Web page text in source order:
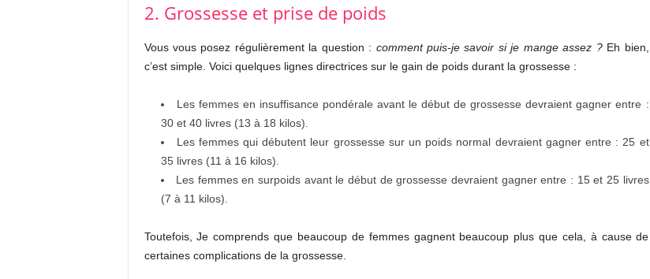
2. Grossesse et prise de poids
Vous vous posez régulièrement la question : comment puis-je savoir si je mange assez ?Eh bien,
c’est simple. Voici quelques lignes directrices sur le gain de poids durant la grossesse :
Les femmes en insuffisance pondérale avant le début de grossesse devraient gagner entre :
30 et 40 livres (13 à 18 kilos).
Les femmes qui débutent leur grossesse sur un poids normal devraient gagner entre : 25 et
35 livres (11 à 16 kilos).
Les femmes en surpoids avant le début de grossesse devraient gagner entre : 15 et 25 livres
(7 à 11 kilos).
Toutefois, Je comprends que beaucoup de femmes gagnent beaucoup plus que cela, à cause de
certaines complications de la grossesse.